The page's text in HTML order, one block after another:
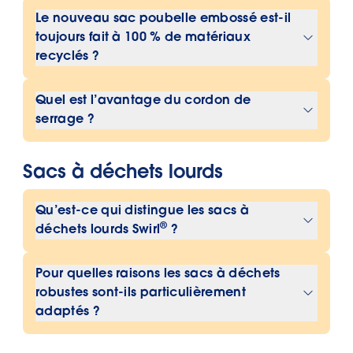
fuites et garantit que tout reste propre
jusqu’à ce qu’il arrive en sécurité dans
la poubelle.
Le nouveau sac poubelle embossé est-il
toujours fait à 100 % de matériaux
recyclés ?
Oui, comme nos autres doublures
®
, celle-ci est encore fabriquée en
plastique 100 % recyclé.
Quel est l’avantage du cordon de
serrage ?
facilement fermer le sac poubelle et
Cela empêche également les
déversements lors du transport vers la
Sacs à déchets lourds
Qu’est-ce qui distingue les sacs à
déchets lourds Swirl® ?
Les sacs à déchets Swirl Heavy Duty
sont conçus pour les déchets
volumineux, lourds ou volumineux
provenant de la maison et du jardin. Ils
Pour quelles raisons les sacs à déchets
robustes sont-ils particulièrement
adaptés ?